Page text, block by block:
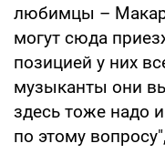
любимцы –
могут сюда
позицией у них
музыканты они
здесь тоже надо
по этому